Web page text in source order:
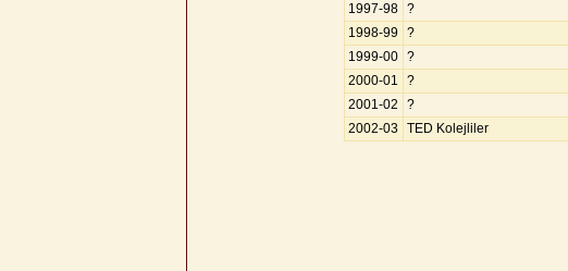
1997-98 ?
1998-99 ?
1999-00 ?
2000-01
?
2001-02
?
2002-03 TED Kolejliler